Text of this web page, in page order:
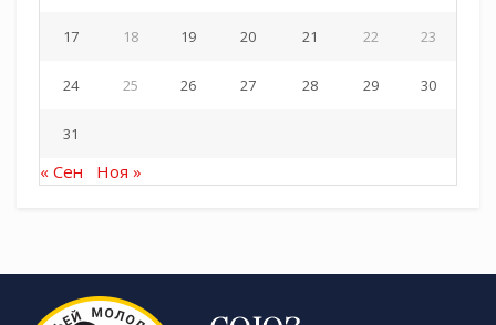
17 18 19 20 21 22 23
24 25 26 27 28 29 30
31
« Сен Ноя »